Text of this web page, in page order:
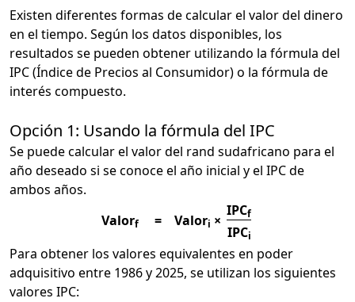
Existen diferentes formas de calcular el valor del dinero
en el tiempo. Según los datos disponibles, los
resultados se pueden obtener utilizando la fórmula del
IPC (Índice de Precios al Consumidor) o la fórmula de
interés compuesto.
Opción 1: Usando la fórmula del IPC
Se puede calcular el valor del rand sudafricano para el
año deseado si se conoce el año inicial y el IPC de
ambos años.
Valorf = Valori ×
IPCf
IPCi
Para obtener los valores equivalentes en poder
adquisitivo entre 1986 y 2025, se utilizan los siguientes
valores IPC: